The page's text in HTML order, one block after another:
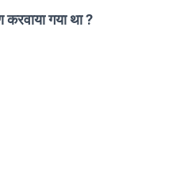
करवाया गया था ?